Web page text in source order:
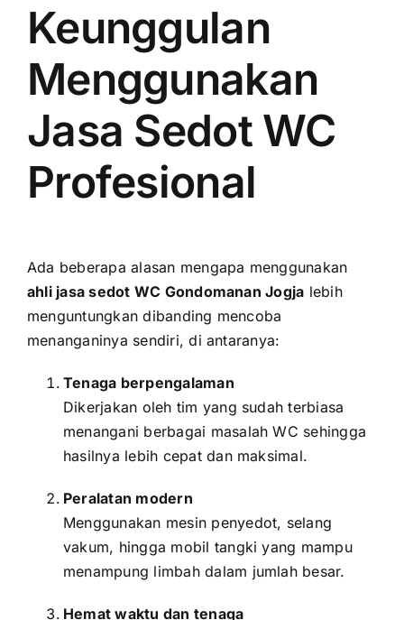
Keunggulan
Menggunakan
Jasa Sedot WC
Profesional
Ada beberapa alasan mengapa menggunakan
ahli jasa sedot WC Gondomanan Jogja lebih
menguntungkan dibanding mencoba
menanganinya sendiri, di antaranya:
Tenaga berpengalaman
Dikerjakan oleh tim yang sudah terbiasa
menangani berbagai masalah WC sehingga
hasilnya lebih cepat dan maksimal.
Peralatan modern
Menggunakan mesin penyedot, selang
vakum, hingga mobil tangki yang mampu
menampung limbah dalam jumlah besar.
Hemat waktu dan tenaga